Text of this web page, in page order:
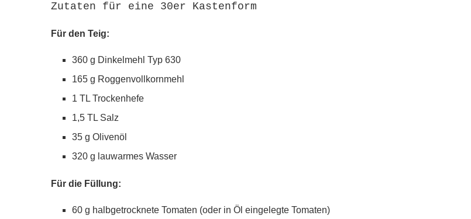
Zutaten für eine 30er Kastenform
Für den Teig:
360 g Dinkelmehl Typ 630
165 g Roggenvollkornmehl
1 TL Trockenhefe
1,5 TL Salz
35 g Olivenöl
320 g lauwarmes Wasser
Für die Füllung:
60 g halbgetrocknete Tomaten (oder in Öl eingelegte Tomaten)